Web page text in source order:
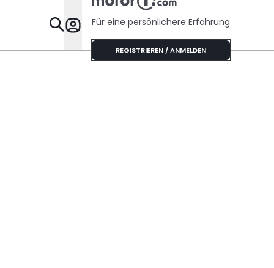
Specials
Für eine persönlichere Erfahrung
REGISTRIEREN / ANMELDEN